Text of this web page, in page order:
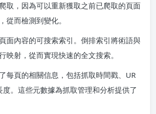
取，因為可以重新獲取之前已爬取的頁面
從而檢測到變化。
面內容的可搜索索引。倒排索引將術語與
映射，從而實現快速的全文搜索。
每頁的相關信息，包括抓取時間戳、UR
度。這些元數據為抓取管理和分析提供了